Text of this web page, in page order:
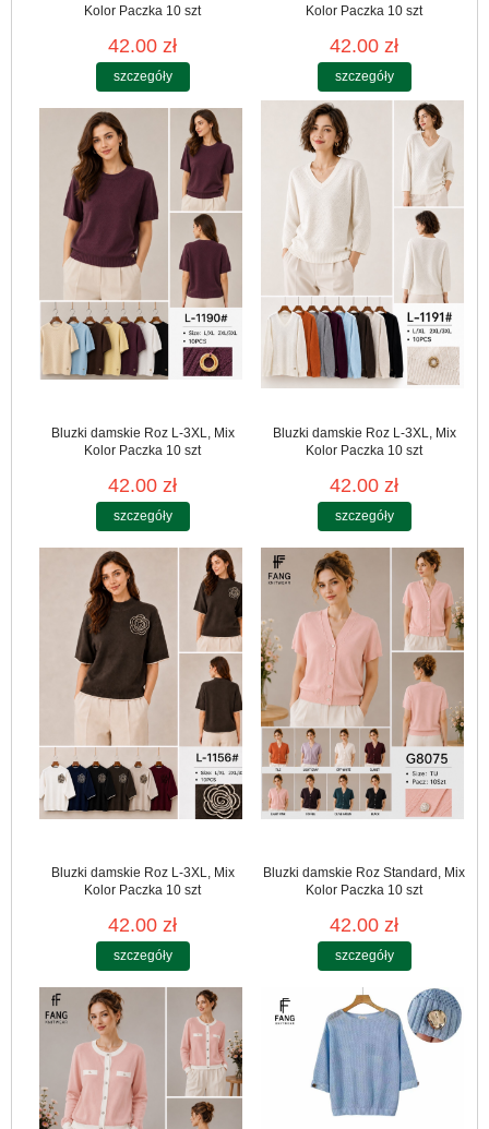
Kolor Paczka 10 szt
42.00 zł
szczegóły
Kolor Paczka 10 szt
42.00 zł
szczegóły
Bluzki damskie Roz L-3XL, Mix
Kolor Paczka 10 szt
42.00 zł
szczegóły
Bluzki damskie Roz L-3XL, Mix
Kolor Paczka 10 szt
42.00 zł
szczegóły
Bluzki damskie Roz L-3XL, Mix
Kolor Paczka 10 szt
42.00 zł
szczegóły
Bluzki damskie Roz Standard, Mix
Kolor Paczka 10 szt
42.00 zł
szczegóły